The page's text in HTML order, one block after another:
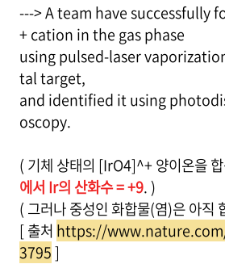
---> A team have successfully
+ cation in the gas phase
using pulsed-laser
tal target,
and identified it using
oscopy.
( 기체 상태의 [IrO4]^+ 양이온을
에서 Ir의 산화수 = +9. )
( 그러나 중성인 화합물(염)은 아직
[ 출처 https://
3795]